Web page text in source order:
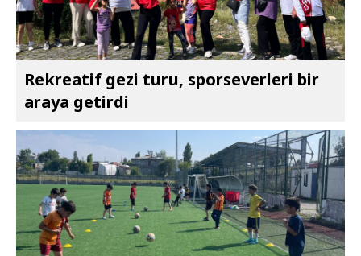
Rekreatif gezi turu, sporseverleri bir
araya getirdi